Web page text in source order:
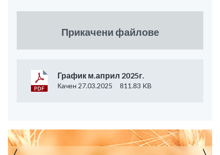
Прикачени файлове
График м.април 2025г.
Качен 27.03.2025 811.83 KB